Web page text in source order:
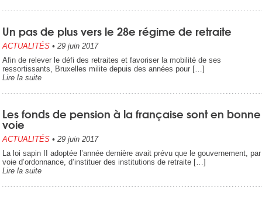
Un pas de plus vers le 28e régime de retraite
ACTUALITÉS • 29 juin 2017
Afin de relever le défi des retraites et favoriser la mobilité de ses
ressortissants, Bruxelles milite depuis des années pour […]
Lire la suite
Les fonds de pension à la française sont en bonne
voie
ACTUALITÉS • 29 juin 2017
La loi sapin II adoptée l’année dernière avait prévu que le gouvernement, par
voie d’ordonnance, d’instituer des institutions de retraite […]
Lire la suite